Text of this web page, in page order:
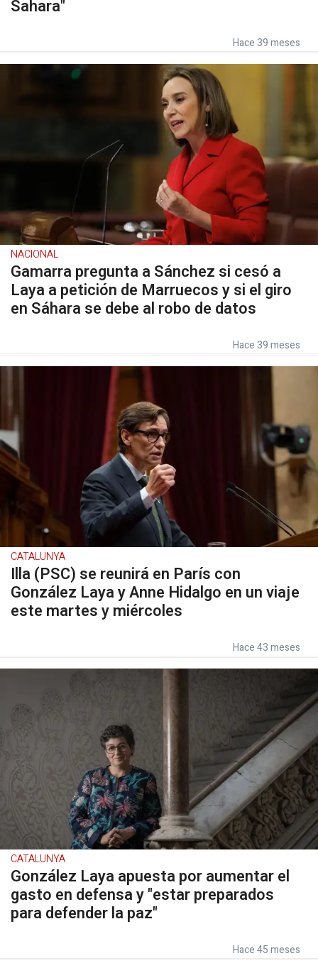
Sahara"
Hace 39 meses
NACIONAL
Gamarra pregunta a Sánchez si cesó a
Laya a petición de Marruecos y si el giro
en Sáhara se debe al robo de datos
Hace 39 meses
CATALUNYA
Illa (PSC) se reunirá en París con
González Laya y Anne Hidalgo en un viaje
este martes y miércoles
Hace 43 meses
CATALUNYA
González Laya apuesta por aumentar el
gasto en defensa y "estar preparados
para defender la paz"
Hace 45 meses